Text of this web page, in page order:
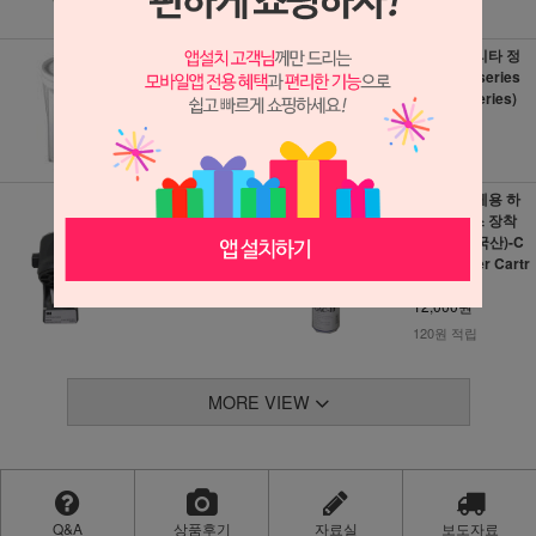
카페루 교체용 하
우징 필터케이스
25,000원
250원 적립
교체용 브리타 정
수 헤드 C series
(Brita C series)
77,000원
770원 적립
교체용 3M 정수 헤
드
카페루 교체용 하
우징케이스 장착
카본필터(국산)-C
arbon Filter Cartr
idge
12,000원
120원 적립
MORE VIEW
Q&A 상품후기 자료실 보도자료